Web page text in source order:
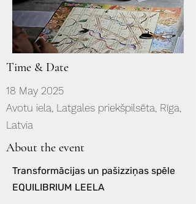
Time & Date
18 May 2025
Avotu iela, Latgales priekšpilsēta, Rīga,
Latvia
About the event
Transformācijas un pašizziņas spēle
EQUILIBRIUM LEELA